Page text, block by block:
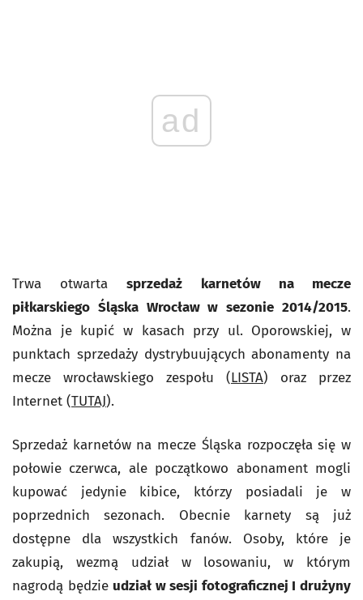
ad
Trwa otwartasprzedaż karnetów na mecze
piłkarskiego Śląska Wrocław w sezonie 2014/2015.
Można je kupić w kasach przy ul. Oporowskiej, w
punktach sprzedaży dystrybuujących abonamenty na
mecze wrocławskiego zespołu (LISTA) oraz przez
Internet (TUTAJ).
Sprzedaż karnetów na mecze Śląska rozpoczęła się w
połowie czerwca, ale początkowo abonament mogli
kupować jedynie kibice, którzy posiadali je w
poprzednich sezonach. Obecnie karnety są już
dostępne dla wszystkich fanów. Osoby, które je
zakupią, wezmą udział w losowaniu, w którym
nagrodą będzie udział w sesji fotograficznej I drużyny